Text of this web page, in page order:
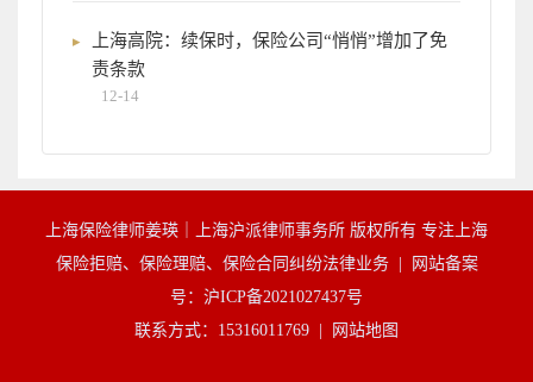
上海高院：续保时，保险公司“悄悄”增加了免
责条款
12-14
上海保险律师姜瑛｜上海沪派律师事务所 版权所有 专注上海
保险拒赔、保险理赔、保险合同纠纷法律业务 |
网站备案
号：沪ICP备2021027437号
联系方式：15316011769 |
网站地图